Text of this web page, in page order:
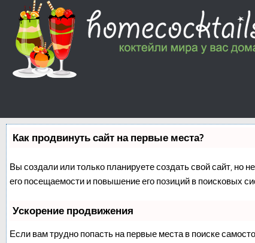
Как продвинуть сайт на первые места?
Вы создали или только планируете создать свой сайт, но
его посещаемости и повышение его позиций в поисковых
Ускорение продвижения
Если вам трудно попасть на первые места в поиске